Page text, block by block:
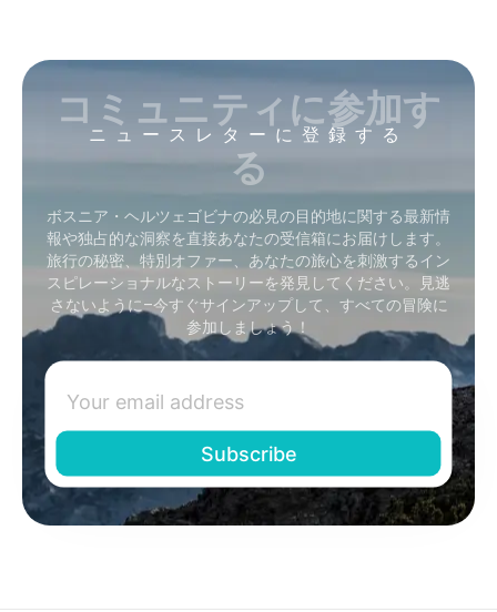
ニュースレターに登録する
コミュニティに参加す
る
ボスニア・ヘルツェゴビナの必見の目的地に関する最新情
報や独占的な洞察を直接あなたの受信箱にお届けします。
旅行の秘密、特別オファー、あなたの旅心を刺激するイン
スピレーショナルなストーリーを発見してください。見逃
さないように–今すぐサインアップして、すべての冒険に
参加しましょう！